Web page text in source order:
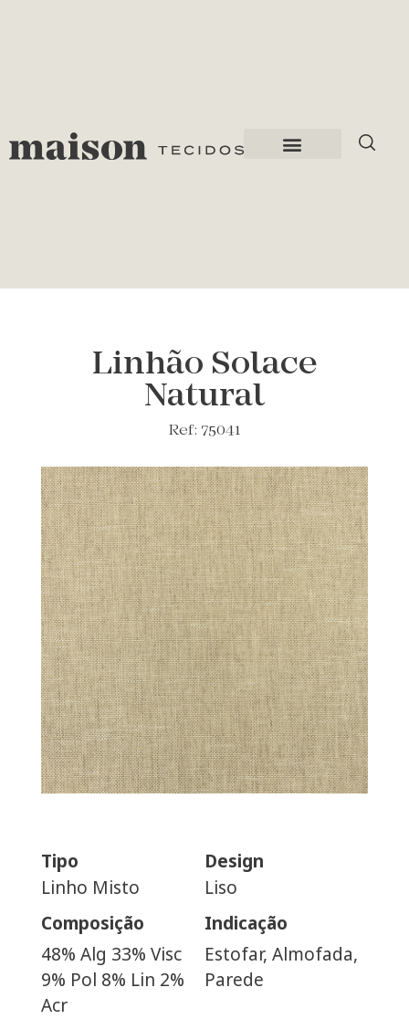
Linhão Solace
Natural
Ref: 75041
Tipo
Linho Misto
Design
Liso
Composição
48% Alg 33% Visc
9% Pol 8% Lin 2%
Acr
Indicação
Estofar, Almofada,
Parede